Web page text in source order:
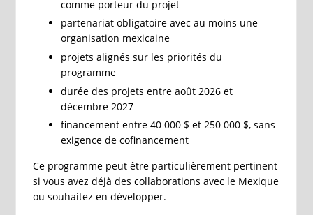
comme porteur du projet
partenariat obligatoire avec au moins une
organisation mexicaine
projets alignés sur les priorités du
programme
durée des projets entre août 2026 et
décembre 2027
financement entre 40 000 $ et 250 000 $, sans
exigence de cofinancement
Ce programme peut être particulièrement pertinent
si vous avez déjà des collaborations avec le Mexique
ou souhaitez en développer.